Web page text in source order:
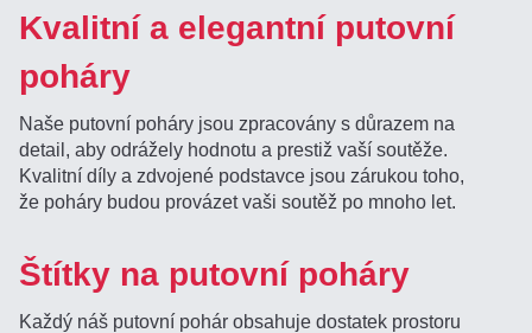
Kvalitní a elegantní putovní
poháry
Naše putovní poháry jsou zpracovány s důrazem na
detail, aby odrážely hodnotu a prestiž vaší soutěže.
Kvalitní díly a zdvojené podstavce jsou zárukou toho,
že poháry budou provázet vaši soutěž po mnoho let.
Štítky na putovní poháry
Každý náš putovní pohár obsahuje dostatek prostoru